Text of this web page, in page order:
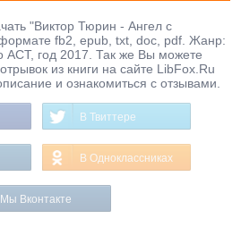
"Виктор Тюрин - Ангел с
fb2, epub, txt, doc, pdf. Жанр:
АСТ, год 2017. Так же Вы можете
из книги на сайте LibFox.Ru
и ознакомиться с отзывами.
В Твиттере
В Одноклассниках
Мы Вконтакте